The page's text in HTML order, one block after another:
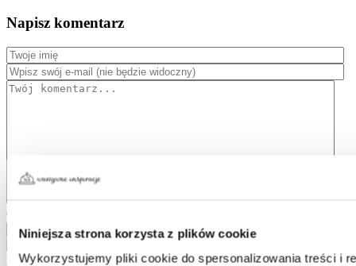
Niniejsza strona korzysta z plików cookie
Wykorzystujemy pliki cookie do spersonalizowania treści i
Napisz komentarz
Oceń przepis:
Anuluj odpowiadanie Wyślij komentarz